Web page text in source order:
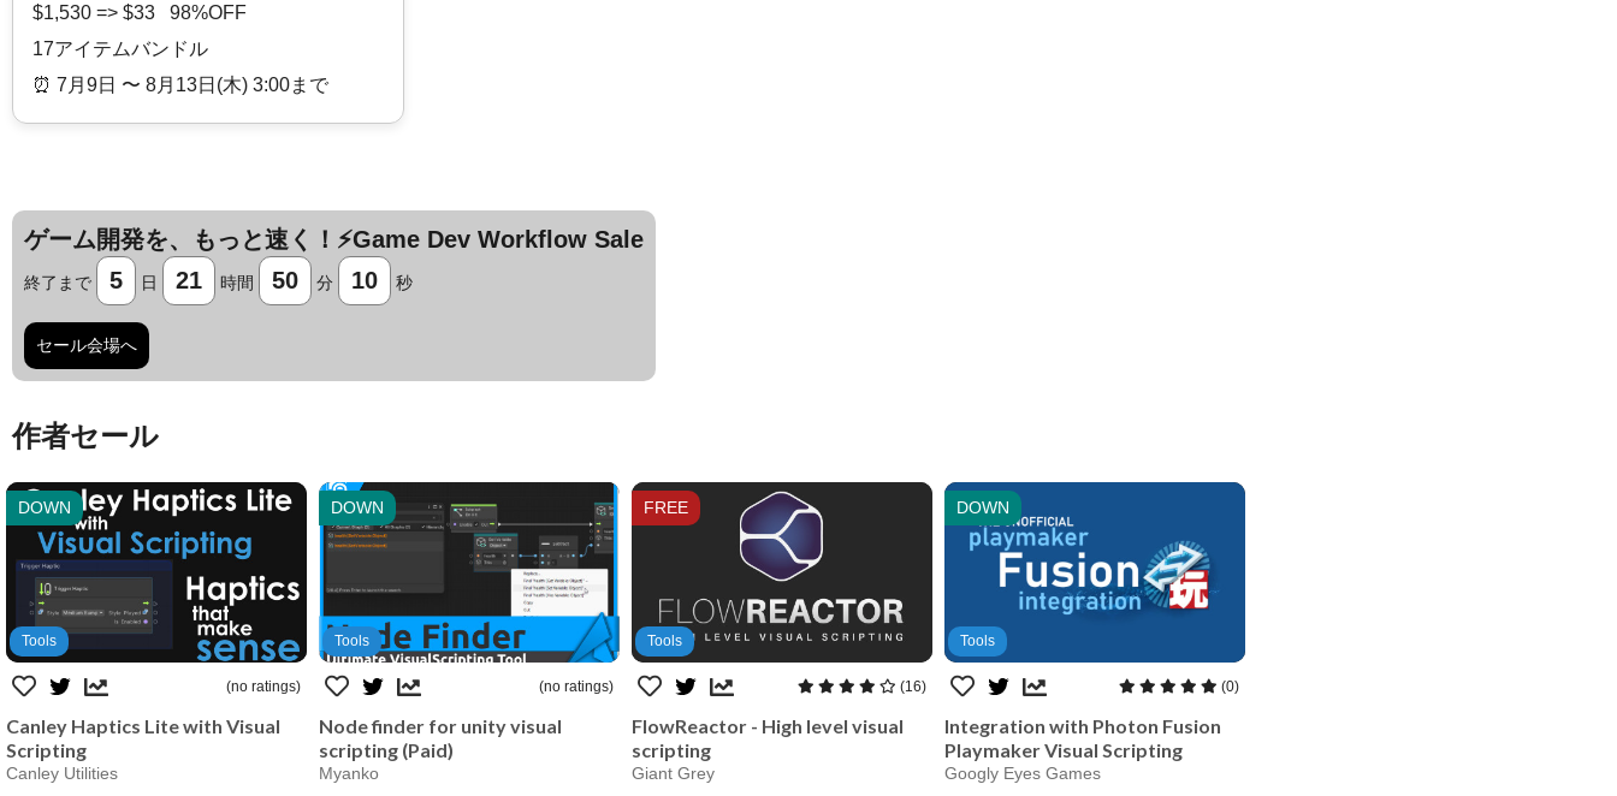
$1,530 => $33 98%OFF
17アイテムバンドル
⏰️ 7月9日 〜 8月13日(木) 3:00まで
ゲーム開発を、もっと速く！⚡️Game Dev Workflow Sale
終了まで 5 日 21 時間 50 分 9 秒
セール会場へ
作者セール
DOWN
Tools
(no ratings)
Canley Haptics Lite with Visual
Scripting
Canley Utilities
DOWN
Tools
(no ratings)
Node finder for unity visual
scripting (Paid)
Myanko
FREE
Tools
(16)
FlowReactor - High level visual
scripting
Giant Grey
DOWN
Tools
(0)
Integration with Photon Fusion
Playmaker Visual Scripting
Googly Eyes Games